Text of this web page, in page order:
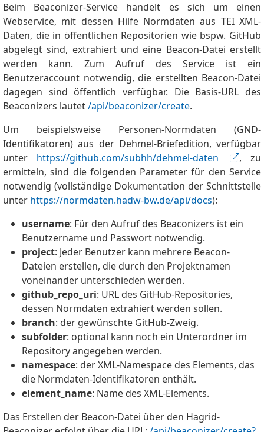
Beim Beaconizer-Service handelt es sich um einen
Webservice, mit dessen Hilfe Normdaten aus TEI XML-
Daten, die in öffentlichen Repositorien wie bspw. GitHub
abgelegt sind, extrahiert und eine Beacon-Datei erstellt
werden kann. Zum Aufruf des Service ist ein
Benutzeraccount notwendig, die erstellten Beacon-Datei
dagegen sind öffentlich verfügbar. Die Basis-URL des
Beaconizers lautet/api/beaconizer/create.
Um beispielsweise Personen-Normdaten (GND-
Identifikatoren) aus der Dehmel-Briefedition, verfügbar
unter https://github.com/subhh/dehmel-daten
, zu
ermitteln, sind die folgenden Parameter für den Service
notwendig (vollständige Dokumentation der Schnittstelle
unter https://normdaten.hadw-bw.de/api/docs):
username: Für den Aufruf des Beaconizers ist ein
Benutzername und Passwort notwendig.
project: Jeder Benutzer kann mehrere Beacon-
Dateien erstellen, die durch den Projektnamen
voneinander unterschieden werden.
github_repo_uri: URL des GitHub-Repositories,
dessen Normdaten extrahiert werden sollen.
branch: der gewünschte GitHub-Zweig.
subfolder: optional kann noch ein Unterordner im
Repository angegeben werden.
namespace: der XML-Namespace des Elements, das
die Normdaten-Identifikatoren enthält.
element_name: Name des XML-Elements.
Das Erstellen der Beacon-Datei über den Hagrid-